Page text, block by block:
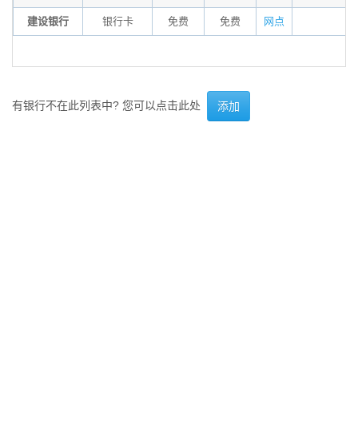
建设银行 银行卡 免费 免费 网点
有银行不在此列表中? 您可以点击此处 添加